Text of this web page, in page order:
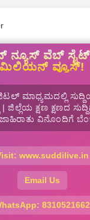
ನ್ಯೂಸ್ ವೆಬ್
ಮಿಲಿಯನ್ ವ್ಯೂಸ್!
ಮಾಧ್ಯಮದಲ್ಲಿ
ಕ್ಷಣ ಕ್ಷಣದ
ಜಾಹಿರಾತು ವಿನೊಂದಿಗೆ
www.suddilive.in
Email Us
8310521662